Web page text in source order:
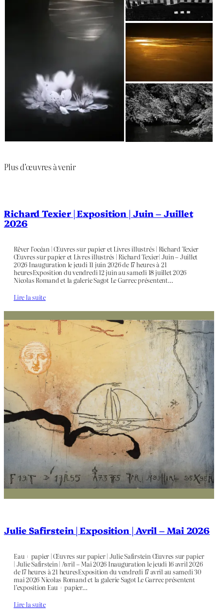
Plus d’œuvres à venir
Richard Texier | Exposition | Juin – Juillet
2026
Rêver l’océan | Œuvres sur papier et Livres illustrés | Richard Texier
Œuvres sur papier et Livres illustrés | Richard Texier| Juin – Juillet
2026 Inauguration le jeudi 11 juin 2026 de 17 heures à 21
heuresExposition du vendredi 12 juin au samedi 18 juillet 2026
Nicolas Romand et la galerie Sagot Le Garrec présentent…
Lire la suite
Julie Safirstein | Exposition | Avril – Mai 2026
Eau + papier | Œuvres sur papier | Julie Safirstein Œuvres sur papier
| Julie Safirstein | Avril – Mai 2026 Inauguration le jeudi 16 avril 2026
de 17 heures à 21 heuresExposition du vendredi 17 avril au samedi 30
mai 2026 Nicolas Romand et la galerie Sagot Le Garrec présentent
l’exposition Eau + papier…
Lire la suite